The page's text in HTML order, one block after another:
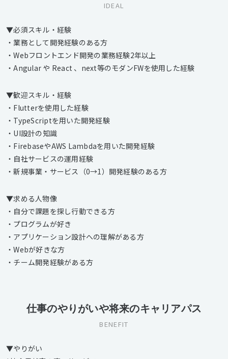
IDEAL
▼必須スキル・経験
・業務として開発経験のある方
・Webフロントエンド開発の業務経験2年以上
・Angular や React 、next等のモダンFWを使用した経験
▼歓迎スキル・経験
・Flutterを使用した経験
・TypeScriptを用いた開発経験
・UI設計の知識
・FirebaseやAWS Lambdaを用いた開発経験
・自社サービスの運用経験
・新規事業・サービス（0→1）開発経験のある方
▼求める人物像
・自分で課題を探し行動できる方
・プログラムが好き
・アプリケーション設計への理解がある方
・Webが好きな方
・チーム開発経験がある方
仕事のやりがいや将来のキャリアパス
BENEFIT
▼やりがい